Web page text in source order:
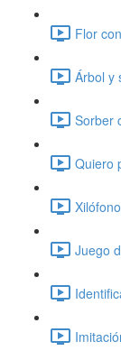
Flor
Árbol y
Sorber
Quiero
Juego